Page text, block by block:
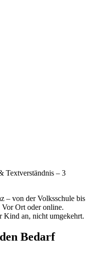
Textverständnis – 3
– von der Volksschule bis
Ort oder online.
Kind an, nicht umgekehrt.
Bedarf